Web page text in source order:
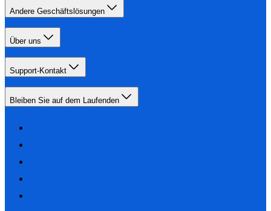
Andere Geschäftslösungen
Über uns
Support-Kontakt
Bleiben Sie auf dem Laufenden